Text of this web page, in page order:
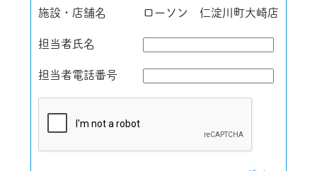
施設・店舗名 ローソン 仁淀川町大崎店
担当者氏名
担当者電話番号